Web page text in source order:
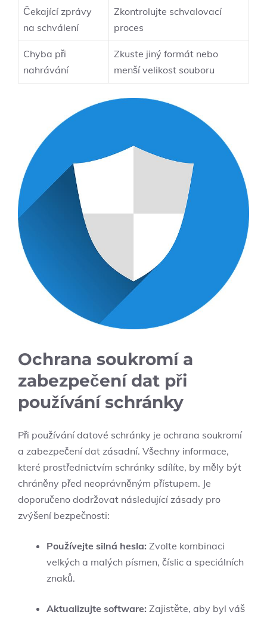
Čekající zprávy
na schválení
Zkontrolujte schvalovací
proces
Chyba při
nahrávání
Zkuste jiný formát nebo
menší velikost souboru
Ochrana soukromí a
zabezpečení dat při
používání schránky
Při používání datové schránky je ochrana soukromí
a zabezpečení dat zásadní. Všechny informace,
které prostřednictvím schránky sdílíte, by měly být
chráněny před neoprávněným přístupem. Je
doporučeno dodržovat následující zásady pro
zvýšení bezpečnosti:
Používejte silná hesla: Zvolte kombinaci
velkých a malých písmen, číslic a speciálních
znaků.
Aktualizujte software: Zajistěte, aby byl váš